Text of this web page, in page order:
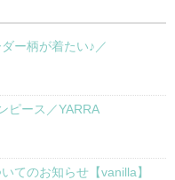
ー柄が着たい♪／
ピース／YARRA
てのお知らせ【vanilla】